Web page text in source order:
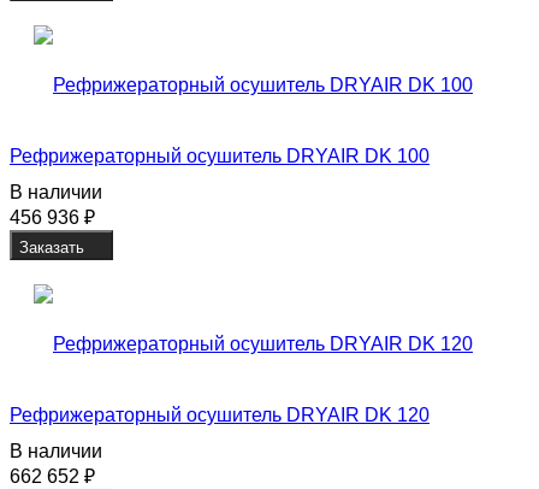
Рефрижераторный осушитель DRYAIR DK 100
В наличии
456 936 ₽
Заказать
Рефрижераторный осушитель DRYAIR DK 120
В наличии
662 652 ₽